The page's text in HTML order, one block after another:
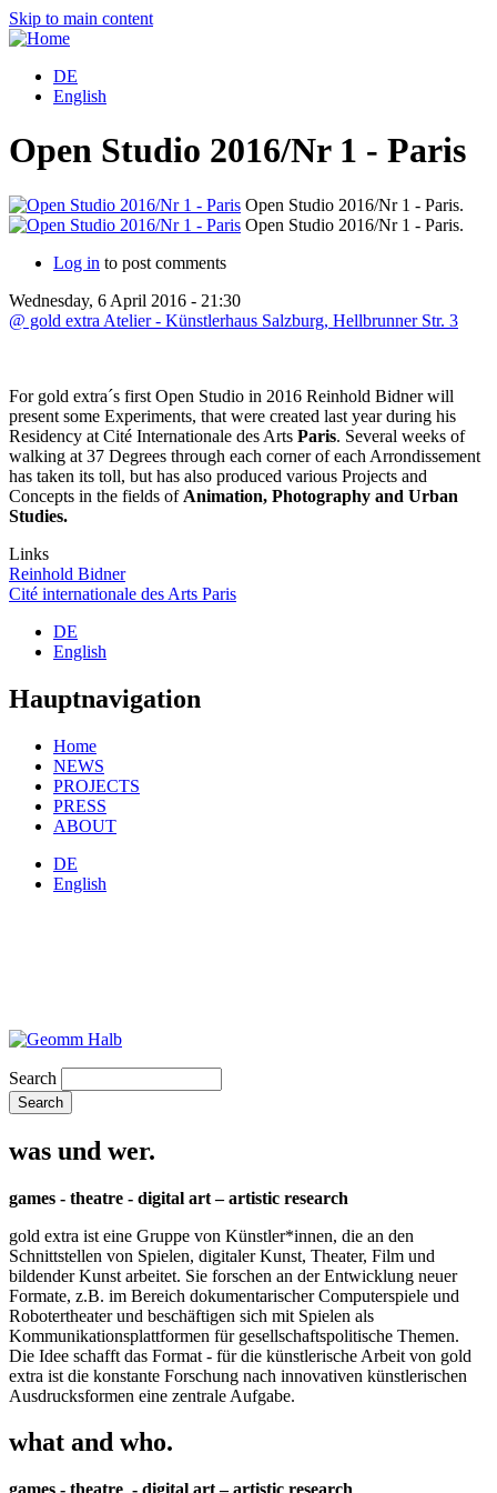
Skip to main content
DE
English
Open Studio 2016/Nr 1 - Paris
Open Studio 2016/Nr 1 - Paris.
Open Studio 2016/Nr 1 - Paris.
Log in to post comments
Wednesday, 6 April 2016 - 21:30
@ gold extra Atelier - Künstlerhaus Salzburg, Hellbrunner Str. 3
For gold extra´s first Open Studio in 2016 Reinhold Bidner will
present some Experiments, that were created last year during his
Residency at Cité Internationale des Arts Paris. Several weeks of
walking at 37 Degrees through each corner of each Arrondissement
has taken its toll, but has also produced various Projects and
Concepts in the fields of Animation, Photography and Urban
Studies.
Links
Reinhold Bidner
Cité internationale des Arts Paris
DE
English
Hauptnavigation
Home
NEWS
PROJECTS
PRESS
ABOUT
DE
English
Search
was und wer.
games - theatre - digital art – artistic research
gold extra ist eine Gruppe von Künstler*innen, die an den
Schnittstellen von Spielen, digitaler Kunst, Theater, Film und
bildender Kunst arbeitet. Sie forschen an der Entwicklung neuer
Formate, z.B. im Bereich dokumentarischer Computerspiele und
Robotertheater und beschäftigen sich mit Spielen als
Kommunikationsplattformen für gesellschaftspolitische Themen.
Die Idee schafft das Format - für die künstlerische Arbeit von gold
extra ist die konstante Forschung nach innovativen künstlerischen
Ausdrucksformen eine zentrale Aufgabe.
what and who.